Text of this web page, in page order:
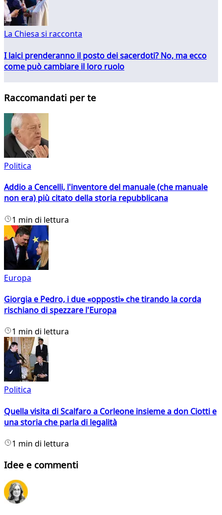
La Chiesa si racconta
I laici prenderanno il posto dei sacerdoti? No, ma ecco
come può cambiare il loro ruolo
Raccomandati per te
Politica
Addio a Cencelli, l'inventore del manuale (che manuale
non era) più citato della storia repubblicana
1 min di lettura
Europa
Giorgia e Pedro, i due «opposti» che tirando la corda
rischiano di spezzare l'Europa
1 min di lettura
Politica
Quella visita di Scalfaro a Corleone insieme a don Ciotti e
una storia che parla di legalità
1 min di lettura
Idee e commenti